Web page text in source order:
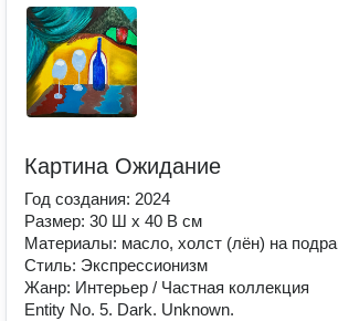
Картина Ожидание
Год создания: 2024
Размер: 30 Ш x 40 В см
Материалы: масло, холст (лён) на
Стиль: Экспрессионизм
Жанр: Интерьер / Частная коллекция
Entity No. 5. Dark. Unknown.